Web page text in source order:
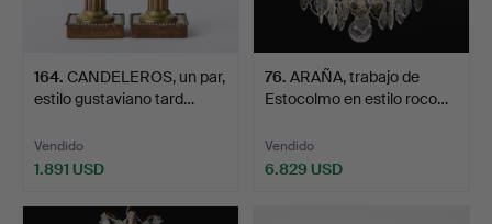
164. CANDELEROS, un par,
estilo gustaviano tard…
Vendido
1.891 USD
76. ARAÑA, trabajo de
Estocolmo en estilo roco…
Vendido
6.829 USD